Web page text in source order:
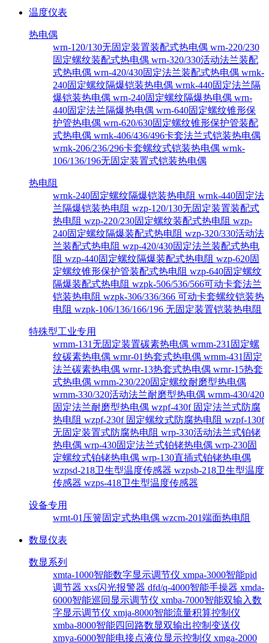
温度仪表
热电偶
wrn-120/130无固定装置装配式热电偶 wrn-220/230
固定螺纹装配式热电偶 wrn-320/330活动法兰装配
式热电偶 wrn-420/430固定法兰装配式热电偶 wrnk-
240固定螺纹隔爆铠装热电偶 wrnk-440固定法兰隔
爆铠装热电偶 wrn-240固定螺纹隔爆热电偶 wrn-
440固定法兰隔爆热电偶 wrn-640固定螺纹锥形保
护管热电偶 wrn-620/630固定螺纹锥形保护管装配
式热电偶 wrnk-406/436/496卡套法兰式铠装热电偶
wrnk-206/236/296卡套螺纹式铠装热电偶 wrnk-
106/136/196无固定装置式铠装热电偶
热电阻
wrnk-240固定螺纹隔爆铠装热电阻 wrnk-440固定法
兰隔爆铠装热电阻 wzp-120/130无固定装置装配式
热电阻 wzp-220/230固定螺纹装配式热电阻 wzp-
240固定螺纹隔爆装配式热电阻 wzp-320/330活动法
兰装配式热电阻 wzp-420/430固定法兰装配式热电
阻 wzp-440固定螺纹隔爆装配式热电阻 wzp-620固
定螺纹锥形保护管装配式热电阻 wzp-640固定螺纹
隔爆装配式热电阻 wzpk-506/536/566可动卡套法兰
铠装热电阻 wzpk-306/336/366 可动卡套螺纹铠装热
电阻 wzpk-106/136/166/196 无固定装置铠装热电阻
特殊型工业专用
wrnm-131无固定装置碳素热电偶 wrnm-231固定螺
纹碳素热电偶 wrnr-01热套式热电偶 wrnm-431固定
法兰碳素热电偶 wrnr-13热套式热电偶 wrnr-15热套
式热电偶 wrnm-230/220固定螺纹耐磨型热电偶
wrnm-330/320活动法兰耐磨型热电偶 wrnm-430/420
固定法兰耐磨型热电偶 wzpf-430f 固定法兰式防腐
热电阻 wzpf-230f 固定螺纹式防腐热电阻 wzpf-130f
无固定装置式防腐热电阻 wrp-330活动法兰式铂铑
热电偶 wrp-430固定法兰式铂铑热电偶 wrp-230固
定螺纹式铂铑热电偶 wrp-130直插式铂铑热电偶
wzpsd-218卫生型温度传感器 wzpsb-218卫生型温度
传感器 wzps-418卫生型温度传感器
设备专用
wrnt-01压簧固定式热电偶 wzcm-201端面热电阻
数显仪表
数显系列
xmta-1000智能数字显示调节仪 xmpa-3000智能pid
调节器 xxs闪光报警器 dfd/q-4000智能手操器 xmda-
6000智能巡回显示调节仪 xmba-7000智能双输入数
字显示调节仪 xmja-8000智能流量积算控制仪
xmba-8000智能四回路数显双输出控制变送仪
xmya-6000智能电接点液位显示控制仪 xmga-2000